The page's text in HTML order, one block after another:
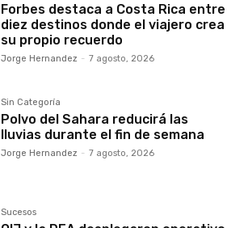
Forbes destaca a Costa Rica entre
diez destinos donde el viajero crea
su propio recuerdo
Jorge Hernandez - 7 agosto, 2026
Sin Categoría
Polvo del Sahara reducirá las
lluvias durante el fin de semana
Jorge Hernandez - 7 agosto, 2026
Sucesos